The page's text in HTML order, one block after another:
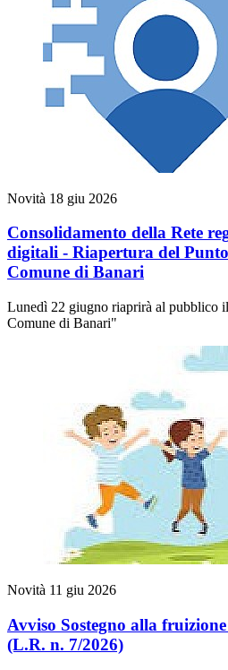
Novità 18 giu 2026
Consolidamento della Rete
digitali - Riapertura del
Comune di Banari
Lunedì 22 giugno riaprirà al pubblico
Comune di Banari"
Novità 11 giu 2026
Avviso Sostegno alla
(L.R. n. 7/2026)